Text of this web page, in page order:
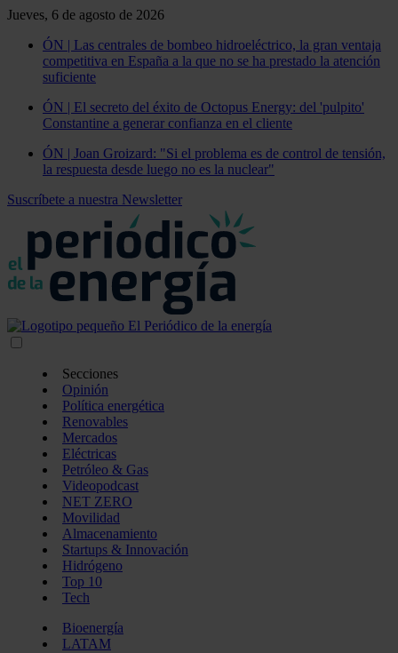
Jueves, 6 de agosto de 2026
ÓN | Las centrales de bombeo hidroeléctrico, la gran ventaja
competitiva en España a la que no se ha prestado la atención
suficiente
ÓN | El secreto del éxito de Octopus Energy: del 'pulpito'
Constantine a generar confianza en el cliente
ÓN | Joan Groizard: "Si el problema es de control de tensión,
la respuesta desde luego no es la nuclear"
Suscríbete a nuestra Newsletter
Secciones
Opinión
Política energética
Renovables
Mercados
Eléctricas
Petróleo & Gas
Videopodcast
NET ZERO
Movilidad
Almacenamiento
Startups & Innovación
Hidrógeno
Top 10
Tech
Bioenergía
LATAM